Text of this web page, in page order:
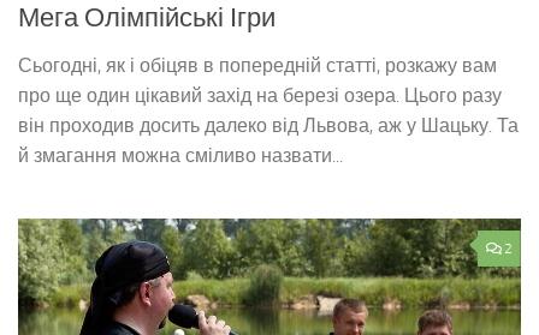
Мега Олімпійські Ігри
Сьогодні, як і обіцяв в попередній статті, розкажу вам
про ще один цікавий захід на березі озера. Цього разу
він проходив досить далеко від Львова, аж у Шацьку. Та
й змагання можна сміливо назвати...
2